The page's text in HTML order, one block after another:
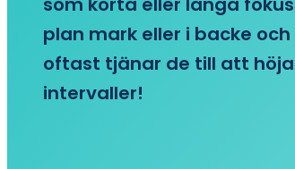
plan mark eller i backe
oftast tjänar de till att
intervaller!